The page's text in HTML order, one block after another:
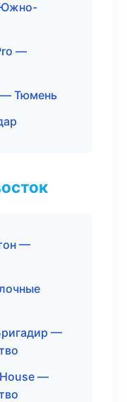
Южно-
—
Тюмень
—
—
—